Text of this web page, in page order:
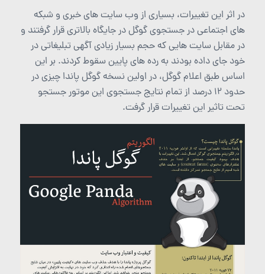
در اثر این تغییرات، بسیاری از وب سایت های خبری و شبکه
های اجتماعی در جستجوی گوگل در جایگاه بالاتری قرار گرفتند و
در مقابل سایت هایی که حجم بسیار زیادی آگهی تبلیغاتی در
خود جای داده بودند به رده های پایین سقوط کردند. بر این
اساس طبق اعلام گوگل، در اولین نسخه گوگل پاندا چیزی در
حدود 12 درصد از تمام نتایج جستجوی این موتور جستجو
تحت تاثیر این تغییرات قرار گرفت.